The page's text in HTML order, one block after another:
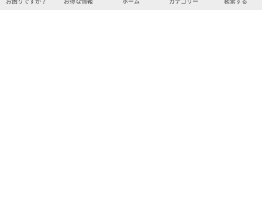
お困りですか？ お得な情報 ホーム カテゴリー 検索する